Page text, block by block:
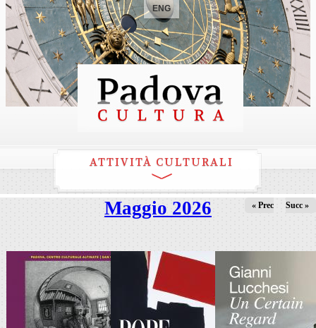
ENG
ATTIVITÀ CULTURALI
Maggio 2026 « Prec Succ »